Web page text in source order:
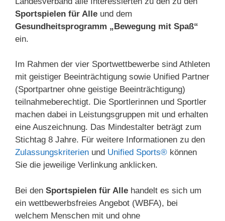
Sportspielen für Alle und dem
Gesundheitsprogramm „Bewegung mit Spaß“
ein.
Im Rahmen der vier Sportwettbewerbe sind Athleten
mit geistiger Beeinträchtigung sowie Unified Partner
(Sportpartner ohne geistige Beeinträchtigung)
teilnahmeberechtigt. Die Sportlerinnen und Sportler
machen dabei in Leistungsgruppen mit und erhalten
eine Auszeichnung. Das Mindestalter beträgt zum
Stichtag 8 Jahre. Für weitere Informationen zu den
Zulassungskriterien und Unified Sports® können
Sie die jeweilige Verlinkung anklicken.
Bei den Sportspielen für Alle handelt es sich um
ein wettbewerbsfreies Angebot (WBFA), bei
welchem Menschen mit und ohne